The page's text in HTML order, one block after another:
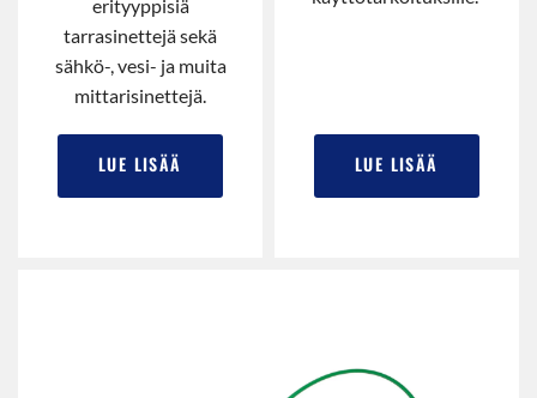
erityyppisiä
tarrasinettejä sekä
sähkö-, vesi- ja muita
mittarisinettejä.
LUE LISÄÄ LUE LISÄÄ